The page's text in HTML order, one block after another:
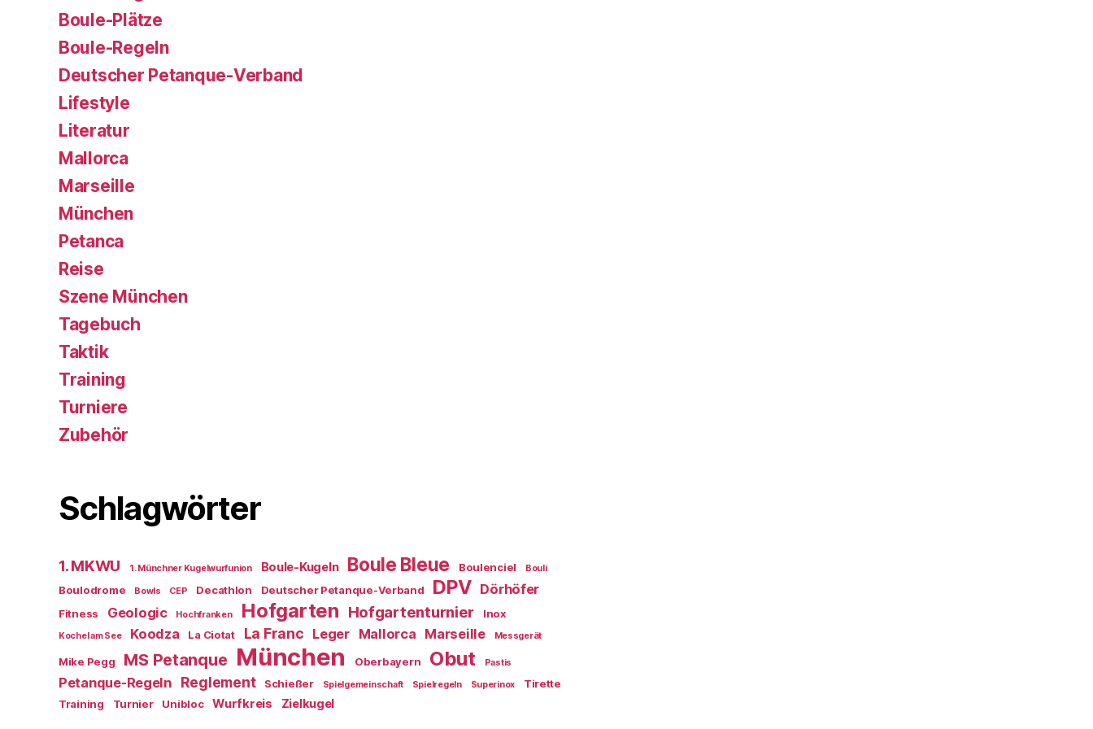
Boule-Plätze
Boule-Regeln
Deutscher Petanque-Verband
Lifestyle
Literatur
Mallorca
Marseille
München
Petanca
Reise
Szene München
Tagebuch
Taktik
Training
Turniere
Zubehör
Schlagwörter
1. MKWU 1. Münchner Kugelwurfunion Boule-Kugeln Boule Bleue Boulenciel Bouli
Boulodrome Bowls CEP Decathlon Deutscher Petanque-Verband DPV Dörhöfer
Fitness Geologic Hochfranken Hofgarten Hofgartenturnier Inox
Kochel am See Koodza La Ciotat La Franc Leger Mallorca Marseille Messgerät
Mike Pegg MS Petanque München Oberbayern Obut Pastis
Petanque-Regeln Reglement Schießer Spielgemeinschaft Spielregeln Superinox
Tirette
Training
Turnier Unibloc Wurfkreis Zielkugel